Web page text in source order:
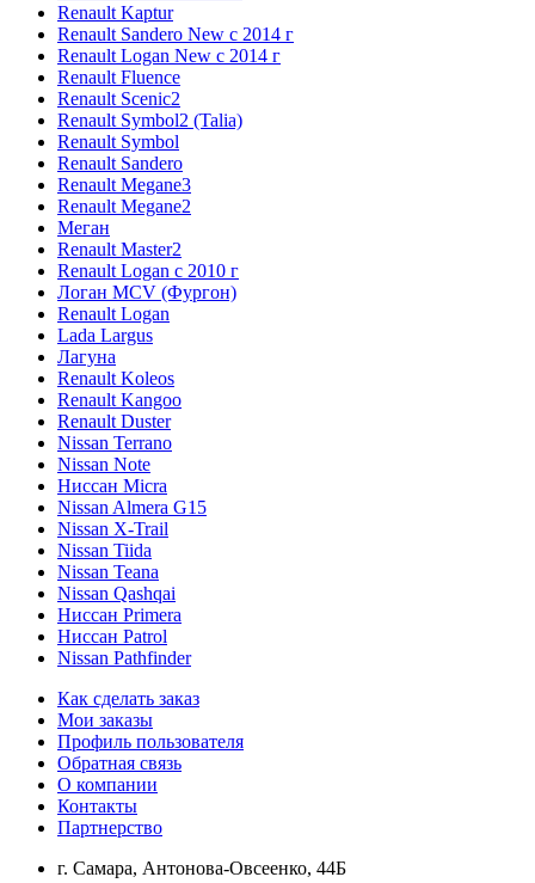
Renault Kaptur
Renault Sandero New с 2014 г
Renault Logan New с 2014 г
Renault Fluence
Renault Scenic2
Renault Symbol2 (Talia)
Renault Symbol
Renault Sandero
Renault Megane3
Renault Megane2
Меган
Renault Master2
Renault Logan c 2010 г
Логан МСV (Фургон)
Renault Logan
Lada Largus
Лагуна
Renault Koleos
Renault Kangoo
Renault Duster
Nissan Terrano
Nissan Note
Ниссан Micra
Nissan Almera G15
Nissan X-Trail
Nissan Tiida
Nissan Teana
Nissan Qashqai
Ниссан Primera
Ниссан Patrol
Nissan Pathfinder
Как сделать заказ
Мои заказы
Профиль пользователя
Обратная связь
О компании
Контакты
Партнерство
г. Самара, Антонова-Овсеенко, 44Б